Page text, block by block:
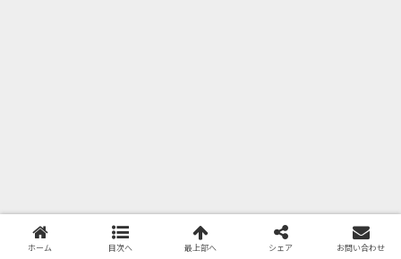
ホーム 目次へ 最上部へ シェア お問い合わせ